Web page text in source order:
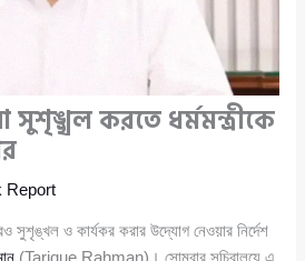
সুশৃঙ্খল করতে ধর্মমন্ত্রীকে
Report
সুশৃঙ্খল ও কার্যকর করার উদ্যোগ নেওয়ার নির্দেশ
(Tarique Rahman)। সোমবার সচিবালয়ে এ